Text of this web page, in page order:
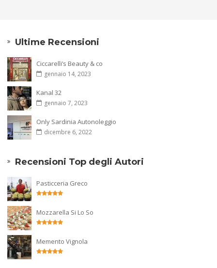
Ultime Recensioni
Ciccarelli’s Beauty & co
gennaio 14, 2023
Kanal 32
gennaio 7, 2023
Only Sardinia Autonoleggio
dicembre 6, 2022
Recensioni Top degli Autori
Pasticceria Greco
Mozzarella Si Lo So
Memento Vignola